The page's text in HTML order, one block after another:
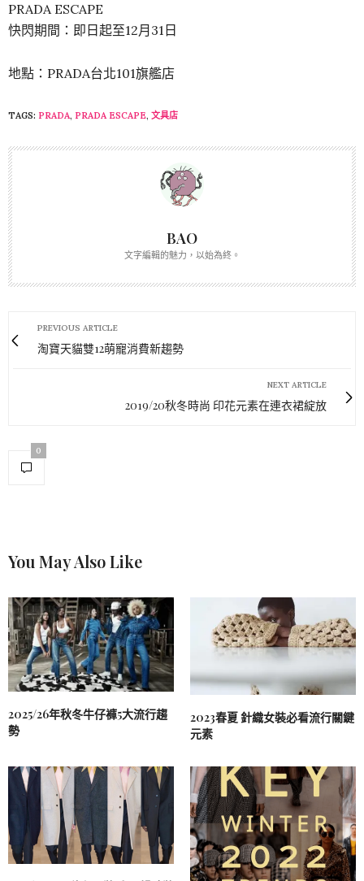
PRADA ESCAPE
快閃期間：即日起至12月31日
地點：PRADA台北101旗艦店
TAGS: PRADA, PRADA ESCAPE, 文具店
BAO
文字編輯的魅力，以始為終。
PREVIOUS ARTICLE
淘寶天貓雙12萌寵消費新趨勢
NEXT ARTICLE
2019/20秋冬時尚 印花元素在連衣裙綻放
0
You May Also Like
2025/26年秋冬牛仔褲5大流行趨
勢
2023春夏 針織女裝必看流行關鍵
元素